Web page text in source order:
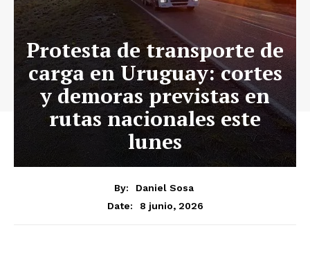
Protesta de transporte de
carga en Uruguay: cortes
y demoras previstas en
rutas nacionales este
lunes
By:
Daniel Sosa
Date:
8 junio, 2026